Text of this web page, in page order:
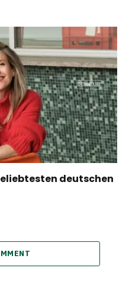
deutschen